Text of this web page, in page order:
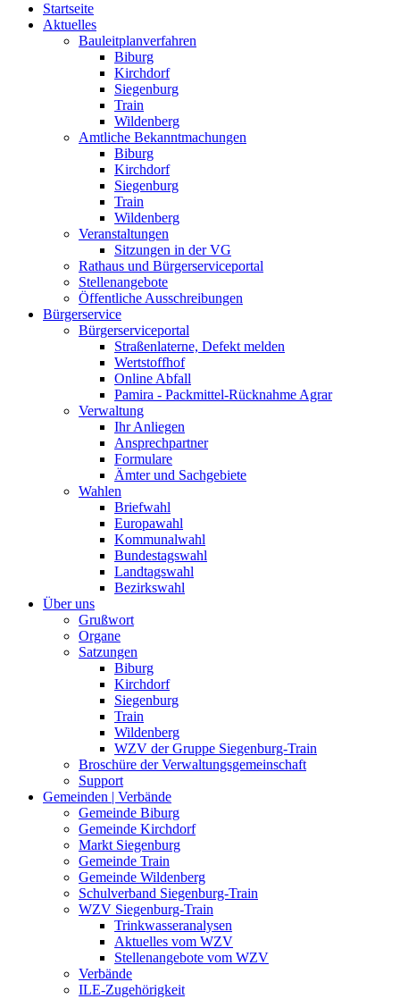
Startseite
Aktuelles
Bauleitplanverfahren
Biburg
Kirchdorf
Siegenburg
Train
Wildenberg
Amtliche Bekanntmachungen
Biburg
Kirchdorf
Siegenburg
Train
Wildenberg
Veranstaltungen
Sitzungen in der VG
Rathaus und Bürgerserviceportal
Stellenangebote
Öffentliche Ausschreibungen
Bürgerservice
Bürgerserviceportal
Straßenlaterne, Defekt melden
Wertstoffhof
Online Abfall
Pamira - Packmittel-Rücknahme Agrar
Verwaltung
Ihr Anliegen
Ansprechpartner
Formulare
Ämter und Sachgebiete
Wahlen
Briefwahl
Europawahl
Kommunalwahl
Bundestagswahl
Landtagswahl
Bezirkswahl
Über uns
Grußwort
Organe
Satzungen
Biburg
Kirchdorf
Siegenburg
Train
Wildenberg
WZV der Gruppe Siegenburg-Train
Broschüre der Verwaltungsgemeinschaft
Support
Gemeinden | Verbände
Gemeinde Biburg
Gemeinde Kirchdorf
Markt Siegenburg
Gemeinde Train
Gemeinde Wildenberg
Schulverband Siegenburg-Train
WZV Siegenburg-Train
Trinkwasseranalysen
Aktuelles vom WZV
Stellenangebote vom WZV
Verbände
ILE-Zugehörigkeit